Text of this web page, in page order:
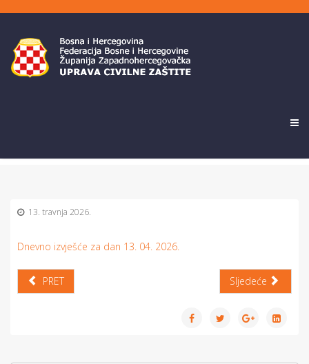
13. travnja 2026.
Dnevno izvješće za dan 13. 04. 2026.
PRET Sljedeće